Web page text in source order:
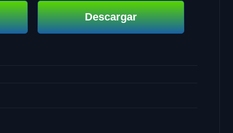
Descargar